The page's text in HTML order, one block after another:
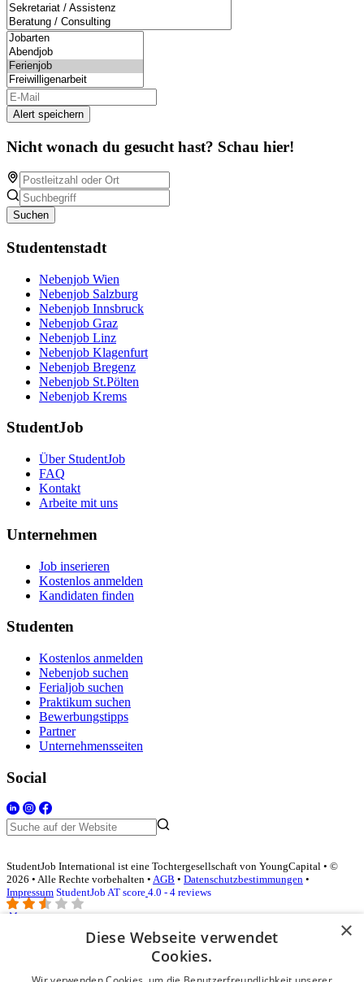
Alert speichern
Nicht wonach du gesucht hast? Schau hier!
Suchen
Studentenstadt
Nebenjob Wien
Nebenjob Salzburg
Nebenjob Innsbruck
Nebenjob Graz
Nebenjob Linz
Nebenjob Klagenfurt
Nebenjob Bregenz
Nebenjob St.Pölten
Nebenjob Krems
StudentJob
Über StudentJob
FAQ
Kontakt
Arbeite mit uns
Unternehmen
Job inserieren
Kostenlos anmelden
Kandidaten finden
Studenten
Kostenlos anmelden
Nebenjob suchen
Ferialjob suchen
Praktikum suchen
Bewerbungstipps
Partner
Unternehmensseiten
Social
StudentJob International ist eine Tochtergesellschaft von YoungCapital • ©
2026 • Alle Rechte vorbehalten • AGB • Datenschutzbestimmungen •
Impressum StudentJob AT score 4.0 - 4 reviews
Login für Unternehmen
×
Diese Webseite verwendet
Cookies.